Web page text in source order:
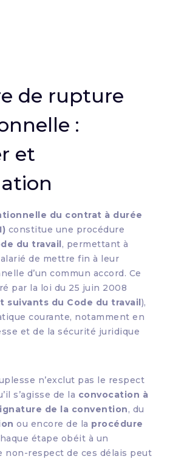
de rupture
:
et
du contrat à durée
constitue une procédure
du travail, permettant à
de mettre fin à leur
d’un commun accord. Ce
par la loi du 25 juin 2008
suivants du Code du travail),
courante, notamment en
et de la sécurité juridique
n’exclut pas le respect
s’agisse de la convocation à
de la convention, du
ou encore de la procédure
étape obéit à un
non-respect de ces délais peut